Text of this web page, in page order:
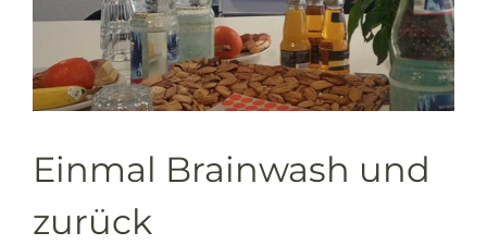
Einmal Brainwash und
zurück